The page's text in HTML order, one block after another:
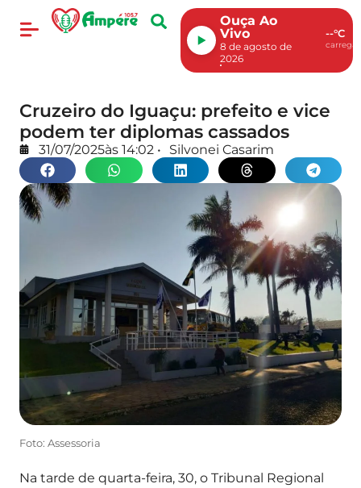
Ouça Ao
Vivo
8 de agosto de
2026
--°C
Cruzeiro do Iguaçu: prefeito e vice
podem ter diplomas cassados
31/07/2025às 14:02 • Silvonei Casarim
Foto: Assessoria
Na tarde de quarta-feira, 30, o Tribunal Regional